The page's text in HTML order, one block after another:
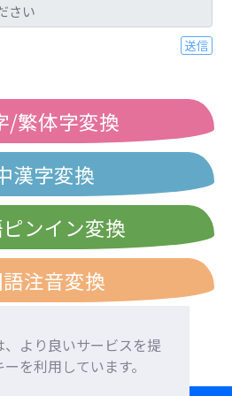
より良いサービスを提
を利用しています。
送信
/繁体字変換
漢字変換
ンイン変換
注音変換